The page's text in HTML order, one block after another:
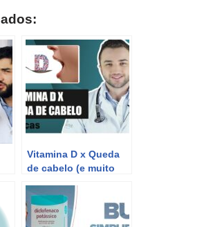
Vitamina D x Queda
de cabelo (e muito
Fustinoni